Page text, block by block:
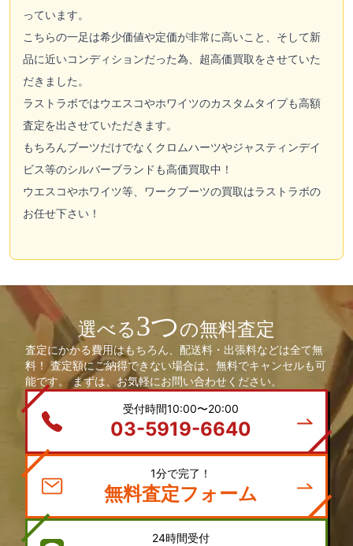
っています。
こちらの一足は希少価値や定価が非常に高いこと、そして新
品に近いコンディションだった為、超高価買取をさせていた
だきました。
ラストラボではウエスコやホワイツのカスタムタイプも高額
査定を出させていただきます。
もちろんブーツだけでなくクロムハーツやジャスティンデイ
ビス等のシルバーブランドも高価買取中！
ウエスコやホワイツ等、ワークブーツの買取はラストラボの
お任せ下さい！
選べる3つの無料査定
査定にかかる費用はもちろん、配送料・出張料などは全て無
料！ 査定額にご納得できない場合は、無料でキャンセルも可
能です。 まずは、お気軽にお問い合わせください。
受付時間10:00〜20:00
03-5919-6640
1分で完了！
無料査定フォーム
24時間受付